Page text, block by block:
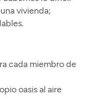
vivienda;
cada miembro de
oasis al aire